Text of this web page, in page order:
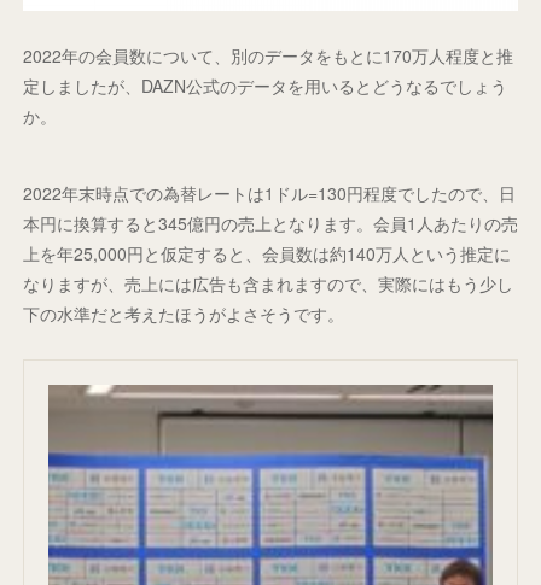
2022年の会員数について、別のデータをもとに170万人程度と推
定しましたが、DAZN公式のデータを用いるとどうなるでしょう
か。
2022年末時点での為替レートは1ドル=130円程度でしたので、日
本円に換算すると345億円の売上となります。会員1人あたりの売
上を年25,000円と仮定すると、会員数は約140万人という推定に
なりますが、売上には広告も含まれますので、実際にはもう少し
下の水準だと考えたほうがよさそうです。